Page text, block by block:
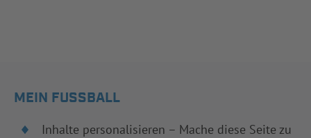
MEIN FUSSBALL
Inhalte personalisieren – Mache diese Seite zu